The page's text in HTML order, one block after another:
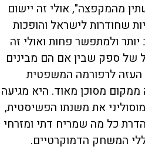
מהמקפצה", אולי זה יישום
שחודרות לישראל והופכות
ולמתפשר פחות ואולי זה
של ספק שבין אם הם מבינים
העזה לרפורמה המשפטית
ממקום מסוכן מאוד. היא מגיעה
את משנתו הפשיסטית,
כל מה שמריח דתי ומזרחי
המשחק הדמוקרטיים.